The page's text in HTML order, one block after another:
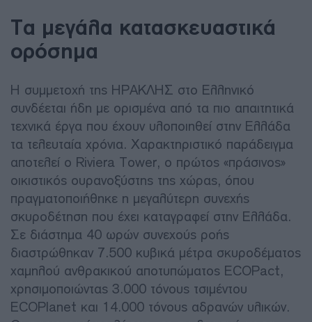
Τα μεγάλα κατασκευαστικά
ορόσημα
Η συμμετοχή της ΗΡΑΚΛΗΣ στο Ελληνικό
συνδέεται ήδη με ορισμένα από τα πιο απαιτητικά
τεχνικά έργα που έχουν υλοποιηθεί στην Ελλάδα
τα τελευταία χρόνια. Χαρακτηριστικό παράδειγμα
αποτελεί ο Riviera Tower, ο πρώτος «πράσινος»
οικιστικός ουρανοξύστης της χώρας, όπου
πραγματοποιήθηκε η μεγαλύτερη συνεχής
σκυροδέτηση που έχει καταγραφεί στην Ελλάδα.
Σε διάστημα 40 ωρών συνεχούς ροής
διαστρώθηκαν 7.500 κυβικά μέτρα σκυροδέματος
χαμηλού ανθρακικού αποτυπώματος ECOPact,
χρησιμοποιώντας 3.000 τόνους τσιμέντου
ECOPlanet και 14.000 τόνους αδρανών υλικών.